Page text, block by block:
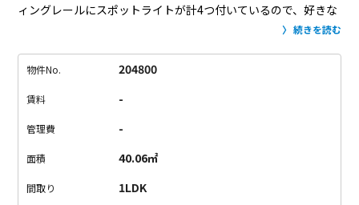
ィングレールにスポットライトが計4つ付いているので、好きな
シューズボックスも収納も大容
ームが 無 料 で付いてきます！
料です！（予約制）
人気物件のため、次の募集はいつになるや
ら。。気になる方はお早めにお問い合わせください。
続きを読む
物件No. 204800
賃料 -
管理費 -
面積 40.06㎡
間取り 1LDK